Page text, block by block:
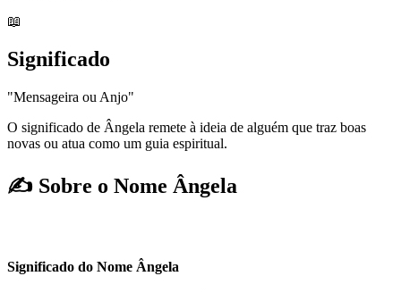
📖
Significado
"Mensageira ou Anjo"
O significado de Ângela remete à ideia de alguém que traz boas
novas ou atua como um guia espiritual.
✍️ Sobre o Nome Ângela
Significado do Nome Ângela